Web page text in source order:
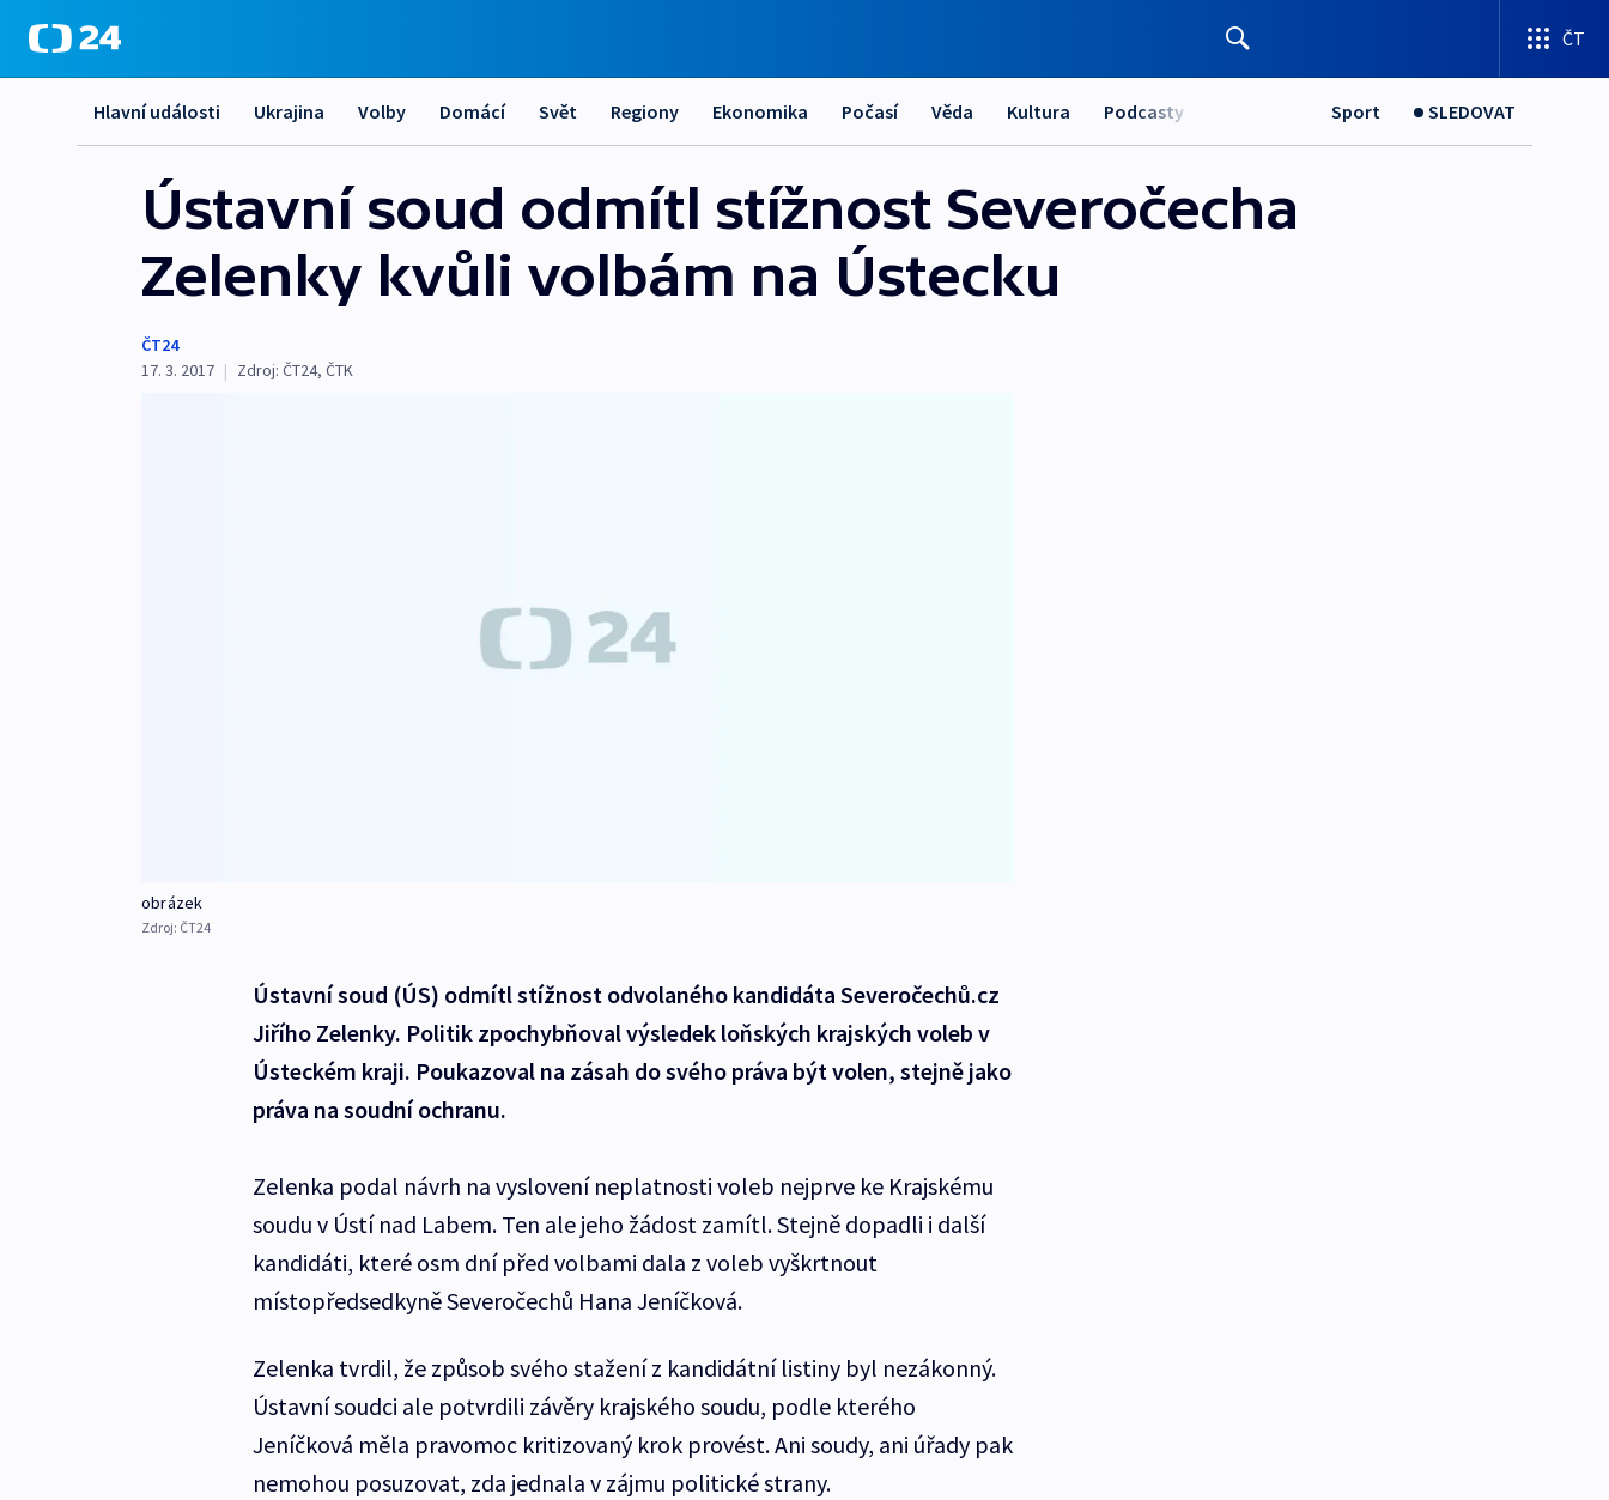
ČT
Hlavní události Ukrajina Volby Domácí Svět Regiony Ekonomika Počasí Věda Kultura Podcasty Sport SLEDOVAT
Ústavní soud odmítl stížnost Severočecha
Zelenky kvůli volbám na Ústecku
ČT24
17. 3. 2017 | Zdroj: ČT24, ČTK
obrázek
Zdroj: ČT24
Ústavní soud (ÚS) odmítl stížnost odvolaného kandidáta Severočechů.cz
Jiřího Zelenky. Politik zpochybňoval výsledek loňských krajských voleb v
Ústeckém kraji. Poukazoval na zásah do svého práva být volen, stejně jako
práva na soudní ochranu.
Zelenka podal návrh na vyslovení neplatnosti voleb nejprve ke Krajskému
soudu v Ústí nad Labem. Ten ale jeho žádost zamítl. Stejně dopadli i další
kandidáti, které osm dní před volbami dala z voleb vyškrtnout
místopředsedkyně Severočechů Hana Jeníčková.
Zelenka tvrdil, že způsob svého stažení z kandidátní listiny byl nezákonný.
Ústavní soudci ale potvrdili závěry krajského soudu, podle kterého
Jeníčková měla pravomoc kritizovaný krok provést. Ani soudy, ani úřady pak
nemohou posuzovat, zda jednala v zájmu politické strany.